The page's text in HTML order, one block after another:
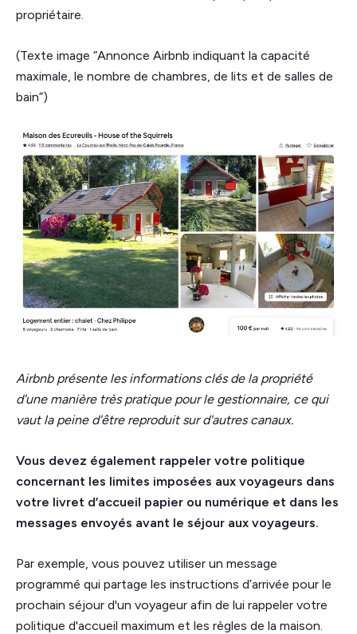
propriétaire.
(Texte image “Annonce Airbnb indiquant la capacité
maximale, le nombre de chambres, de lits et de salles de
bain”)
Airbnb présente les informations clés de la propriété
d'une manière très pratique pour le gestionnaire, ce qui
vaut la peine d'être reproduit sur d'autres canaux.
Vous devez également rappeler votre politique
concernant les limites imposées aux voyageurs dans
votre livret d’accueil papier ou numérique et dans les
messages envoyés avant le séjour aux voyageurs.
Par exemple, vous pouvez utiliser un message
programmé qui partage les instructions d’arrivée pour le
prochain séjour d'un voyageur afin de lui rappeler votre
politique d'accueil maximum et les règles de la maison.